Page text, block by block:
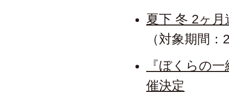
夏下 冬 2ヶ
（対象期間
『ぼくらの
催決定